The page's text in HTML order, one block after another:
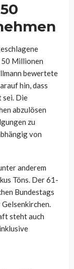
50 Millionen
bewertete
hin, dass
sei. Die
abzulösen
zu
von
anderem
Töns. Der 61-
Bundestags
steht auch